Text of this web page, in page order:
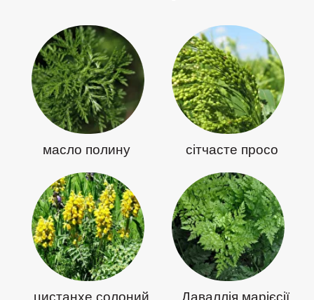
масло полину сітчасте просо
цистанхе солоний Даваллія марієсії